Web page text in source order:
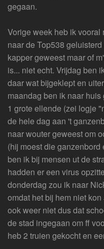
gegaan.
Vorige week heb ik
naar de Top538
kapper geweest maar of
is... niet echt. Vrijdag ben
daar wat bijgeklept en
maandag ben ik naar
1 grote ellende (zei logje
de hele dag aan 't
naar wouter geweest om
(hij moest die
ben ik bij mensen ut de
hadden er een virus
donderdag zou ik naar
omdat het bij hem niet
ook weer niet dus dat
de stad ingegaan om ff
heb 2 truien gekocht en